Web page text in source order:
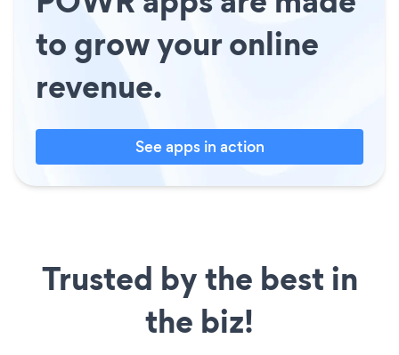
to grow your online
revenue.
See apps in action
Trusted by the best in
the biz!